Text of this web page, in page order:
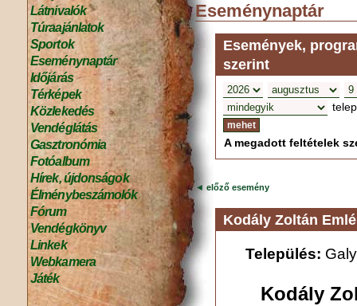
Látnivalók
Túraajánlatok
Sportok
Eseménynaptár
Időjárás
Térképek
Közlekedés
Vendéglátás
Gasztronómia
Fotóalbum
Hírek, újdonságok
Élménybeszámolók
Fórum
Vendégkönyv
Linkek
Webkamera
Játék
Eseménynaptár
Események,
szerint
A megadott feltételek
◄ előző esemény
Kodály Zoltán
Település:
Kodály